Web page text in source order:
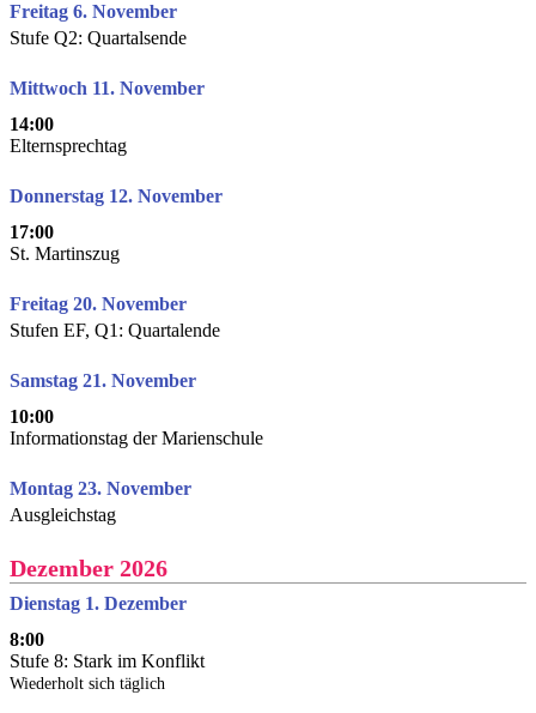
Freitag 6. November
Stufe Q2: Quartalsende
Mittwoch 11. November
14:00
Elternsprechtag
Donnerstag 12. November
17:00
St. Martinszug
Freitag 20. November
Stufen EF, Q1: Quartalende
Samstag 21. November
10:00
Informationstag der Marienschule
Montag 23. November
Ausgleichstag
Dezember 2026
Dienstag 1. Dezember
8:00
Stufe 8: Stark im Konflikt
Wiederholt sich täglich